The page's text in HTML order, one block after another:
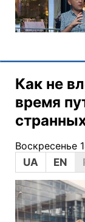
Как не
время
Воскресенье
UA
EN